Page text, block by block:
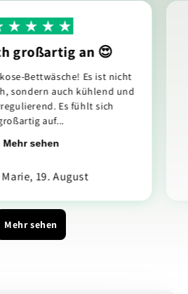
großartig an 😍
Bettwäsche! Es ist nicht
sondern auch kühlend und
Es fühlt sich
auf...
Mehr sehen
19. August
Mehr sehen